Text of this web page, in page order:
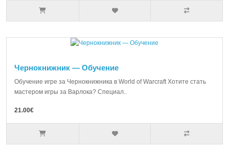
Чернокнижник — Обучение
Обучение игре за Чернокнижника в World of Warcraft Хотите стать
мастером игры за Варлока? Специал..
21.00€